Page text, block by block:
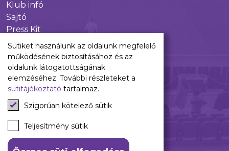
Klub infó
Sajtó
Press Kit
Újpest FC Shop
Digitális felületeink
Facebook
Instagram
Tiktok
Youtube
Spotify
Sütiket használunk az oldalunk megfelelő
működésének biztosításához és az
oldalunk látogatottságának
elemzéséhez. További részleteket a
sütitájékoztató tartalmaz.
Szigorúan kötelező sütik
Teljesítmény sütik